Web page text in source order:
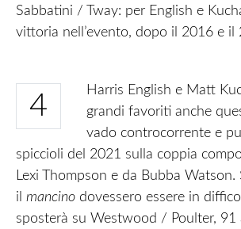
Sabbatini / Tway: per English e
vittoria nell’evento, dopo il 2016 e il
4
Harris English e Matt
grandi favoriti anche
vado controcorrente e
spiccioli del 2021 sulla coppia
Lexi Thompson e da Bubba Watson.
il mancino dovessero essere in
sposterà su Westwood / Poulter, 91